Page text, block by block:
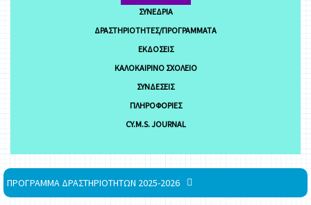
ΣΥΝΈΔΡΙΑ
ΔΡΑΣΤΗΡΙΌΤΗΤΕΣ/ΠΡΟΓΡΆΜΜΑΤΑ
ΕΚΔΌΣΕΙΣ
ΚΑΛΟΚΑΙΡΙΝΌ ΣΧΟΛΕΊΟ
ΣΥΝΔΈΣΕΙΣ
ΠΛΗΡΟΦΟΡΊΕΣ
CY.M.S. JOURNAL
ΠΡΟΓΡΑΜΜΑ ΔΡΑΣΤΗΡΙΟΤΗΤΩΝ 2025-2026